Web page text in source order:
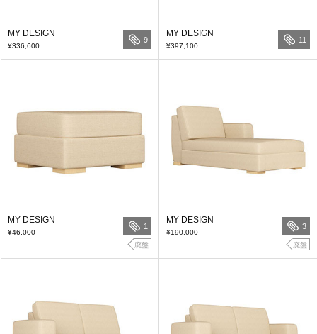
MY DESIGN
¥336,600
9
MY DESIGN
¥397,100
11
MY DESIGN
¥46,000
1
廃盤
MY DESIGN
¥190,000
3
廃盤